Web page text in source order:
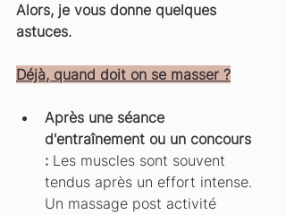
Alors, je vous donne quelques
astuces.
Déjà, quand doit on se masser ?
Après une séance
d'entraînement ou un concours
: Les muscles sont souvent
tendus après un effort intense.
Un massage post activité